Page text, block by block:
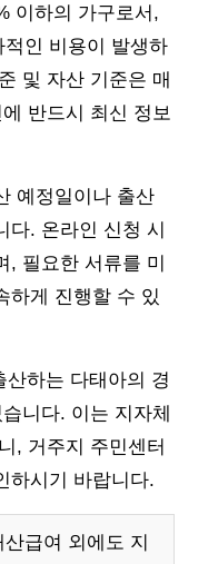
이하의 가구로서,
인 비용이 발생하
및 자산 기준은 매
반드시 최신 정보
예정일이나 출산
다. 온라인 신청 시
필요한 서류를 미
하게 진행할 수 있
하는 다태아의 경
니다. 이는 지자체
, 거주지 주민센터
하시기 바랍니다.
급여 외에도 지